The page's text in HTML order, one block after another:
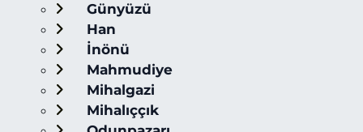
Günyüzü
Han
İnönü
Mahmudiye
Mihalgazi
Mihalıççık